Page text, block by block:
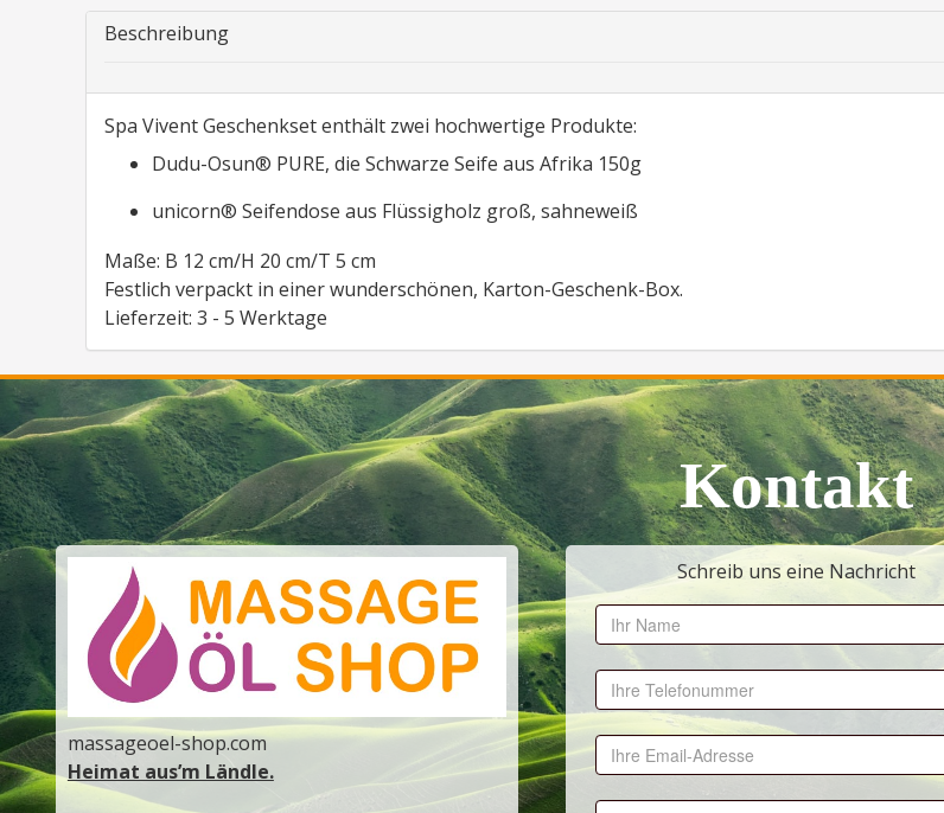
Beschreibung
Spa Vivent Geschenkset enthält zwei hochwertige Produkte:
Dudu-Osun® PURE, die Schwarze Seife aus Afrika 150g
unicorn® Seifendose aus Flüssigholz groß, sahneweiß
Maße: B 12 cm/H 20 cm/T 5 cm
Festlich verpackt in einer wunderschönen, Karton-Geschenk-Box.
Lieferzeit: 3 - 5 Werktage
massageoel-shop.com
Heimat aus’m Ländle.
Kontakt
Schreib uns eine Nachricht